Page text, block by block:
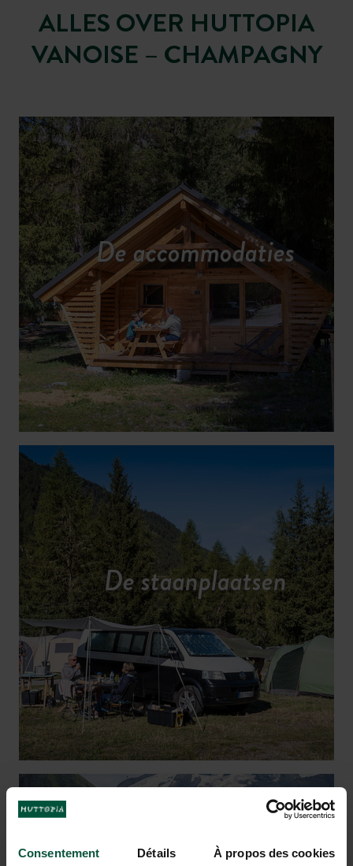
Consentement Détails À propos des cookies
Midden in de natuur overnachten
met comfortabele ready-to-camp-
tenten.
In de buurt van de vallei van
Champagny-le-Haut, een
beschermd natuurgebied.
ALLES OVER HUTTOPIA
VANOISE – CHAMPAGNY
De accommodaties
De staanplaatsen